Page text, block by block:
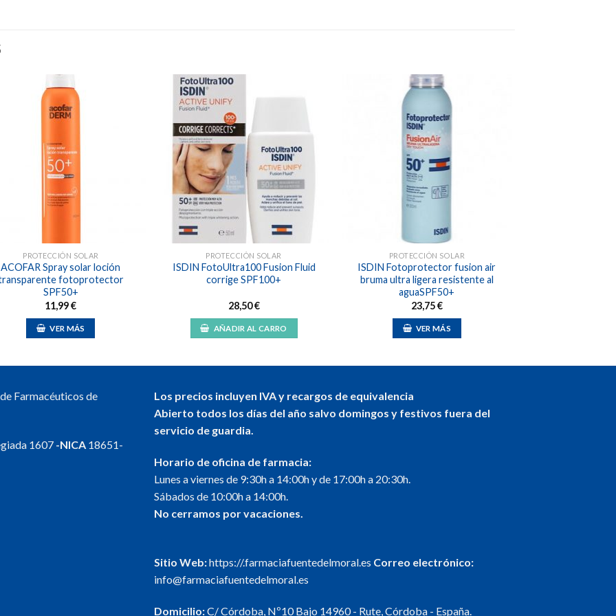
PROTECCIÓN SOLAR
ACOFAR Spray solar loción
fotoprotector
SPF50+
11,99€
VER MÁS
Añadir
a la
lista de
deseos
PROTECCIÓN SOLAR
ISDIN FotoUltra100 Fusion Fluid
corrige SPF100+
28,50€
AÑADIR AL CARRO
PROTECCIÓN SOLAR
ISDIN Fotoprotector fusion air
bruma ultra ligera resistente al
aguaSPF50+
23,75€
VER MÁS
Farmacéuticos de
1607 -NICA 18651-
Los precios incluyen IVA y recargos de equivalencia
Abierto todos los días del año salvo domingos y festivos fuera del
servicio de guardia.
Horario de oficina de farmacia:
Lunes a viernes de 9:30h a 14:00h y de 17:00h a 20:30h.
Sábados de 10:00h a 14:00h.
No cerramos por vacaciones.
Sitio Web:https://.farmaciafuentedelmoral.es Correo electrónico:
info@farmaciafuentedelmoral.es
Domicilio:C/ Córdoba, Nº10 Bajo 14960 - Rute, Córdoba - España.